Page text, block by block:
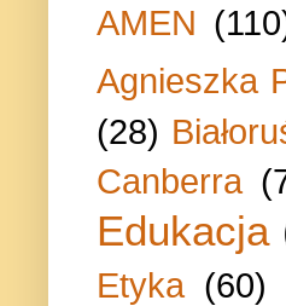
AMEN
Agnieszka
(28)
Canberra
Edukacja
Etyka (60)